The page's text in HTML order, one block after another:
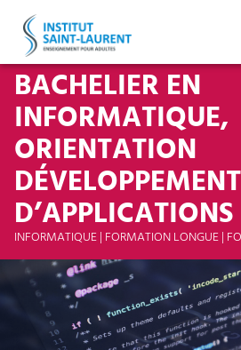
BACHELIER EN
INFORMATIQUE,
ORIENTATION
DÉVELOPPEMENT
D’APPLICATIONS
INFORMATIQUE | FORMATION LONGUE |